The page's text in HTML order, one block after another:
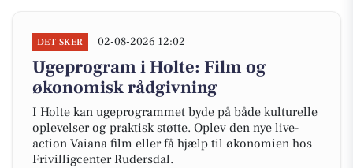
DET SKER 02-08-2026 12:02
Ugeprogram i Holte: Film og
økonomisk rådgivning
I Holte kan ugeprogrammet byde på både kulturelle
oplevelser og praktisk støtte. Oplev den nye live-
action Vaiana film eller få hjælp til økonomien hos
Frivilligcenter Rudersdal.